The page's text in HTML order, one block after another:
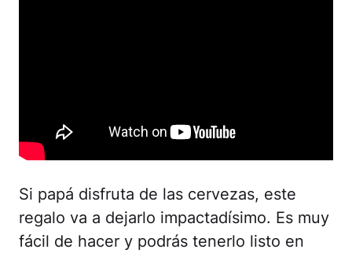
Si papá disfruta de las cervezas, este
regalo va a dejarlo impactadísimo. Es muy
fácil de hacer y podrás tenerlo listo en